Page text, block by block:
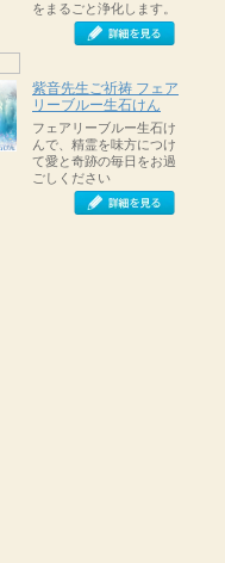
をまるごと浄化します。
紫音先生ご祈祷 フェア
リーブルー生石けん
フェアリーブルー生石け
んで、精霊を味方につけ
て愛と奇跡の毎日をお過
ごしください